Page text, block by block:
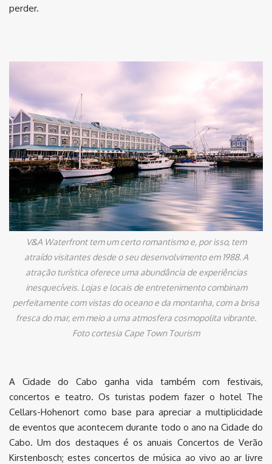
perder.
V&A Waterfront tem um certo romantismo e, por isso, tem
atraído visitantes desde o seu desenvolvimento em 1988. A
atração turística oferece uma abundância de experiências
inesquecíveis. Lojas e locais de entretenimento combinam
perfeitamente com vistas do oceano e da montanha, com a brisa
fresca do mar, em meio a uma atmosfera cosmopolita vibrante.
Foto cortesia Cape Town Tourism
A Cidade do Cabo ganha vida também com festivais,
concertos e teatro. Os turistas podem fazer o hotel The
Cellars-Hohenort como base para apreciar a multiplicidade
de eventos que acontecem durante todo o ano na Cidade do
Cabo. Um dos destaques é os anuais Concertos de Verão
Kirstenbosch; estes concertos de música ao vivo ao ar livre